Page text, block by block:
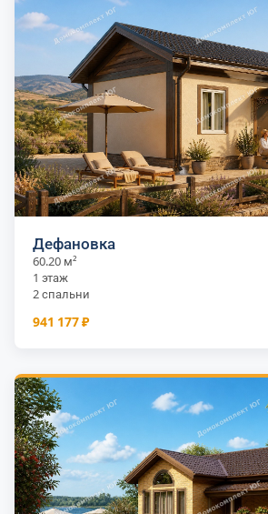
Дефановка
60.20 м²
1 этаж
2 спальни
941 177 ₽